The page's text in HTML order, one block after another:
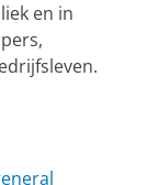
en in